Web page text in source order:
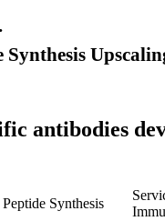
Synthesis
antibodies
Peptide Synthesis